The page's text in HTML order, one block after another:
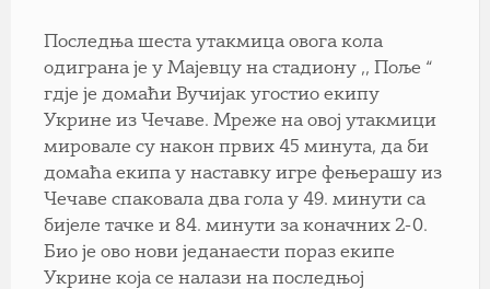
Последња шеста утакмица овога кола
одиграна је у Мајевцу на стадиону ,, Поље “
гдје је домаћи Вучијак угостио екипу
Укрине из Чечаве. Мреже на овој утакмици
мировале су након првих 45 минута, да би
домаћа екипа у наставку игре фењерашу из
Чечаве спаковала два гола у 49. минути са
бијеле тачке и 84. минути за коначних 2-0.
Био је ово нови једанаести пораз екипе
Укрине која се налази на последњој